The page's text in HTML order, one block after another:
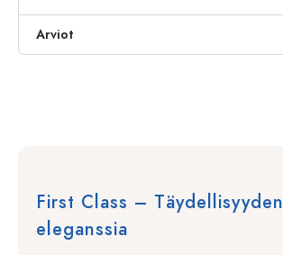
Arviot
First Class – Täydellisyyden
eleganssia